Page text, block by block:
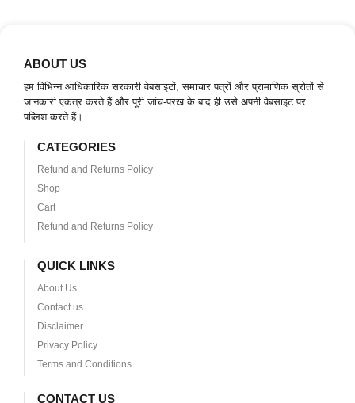
ABOUT US
हम विभिन्न आधिकारिक सरकारी वेबसाइटों, समाचार पत्रों और प्रामाणिक स्रोतों से
जानकारी एकत्र करते हैं और पूरी जांच-परख के बाद ही उसे अपनी वेबसाइट पर
पब्लिश करते हैं।
CATEGORIES
Refund and Returns Policy
Shop
Cart
Refund and Returns Policy
QUICK LINKS
About Us
Contact us
Disclaimer
Privacy Policy
Terms and Conditions
CONTACT US